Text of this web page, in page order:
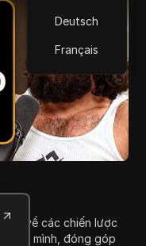
Deutsch
Français
về các chiến lược
của mình, đóng góp